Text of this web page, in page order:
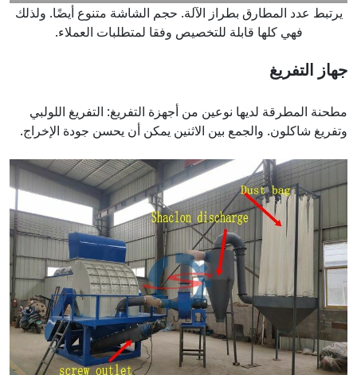
يرتبط عدد المطارق بطراز الآلة. حجم الشاشة متنوع أيضًا. ولذلك
فهي كلها قابلة للتخصيص وفقا لمتطلبات العملاء.
جهاز التفريغ
مطحنة المطرقة لديها نوعين من أجهزة التفريغ: التفريغ اللولبي
وتفريغ شاكلون. والجمع بين الاثنين يمكن أن يحسن جودة الإخراج.